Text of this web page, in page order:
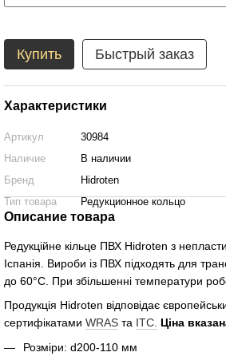
Купить Быстрый заказ
Характеристики
Артикул
30984
Наличие
В наличии
Бренд
Hidroten
Тип товара
Редукционное кольцо
Описание товара
Редукційне кільце ПВХ Hidroten з
Іспанія. Вироби із ПВХ підходять для
до 60°C. При збільшенні температури
Продукція Hidroten відповідає
сертифікатами WRAS та ITC. Ціна
Розміри: d200-110 мм